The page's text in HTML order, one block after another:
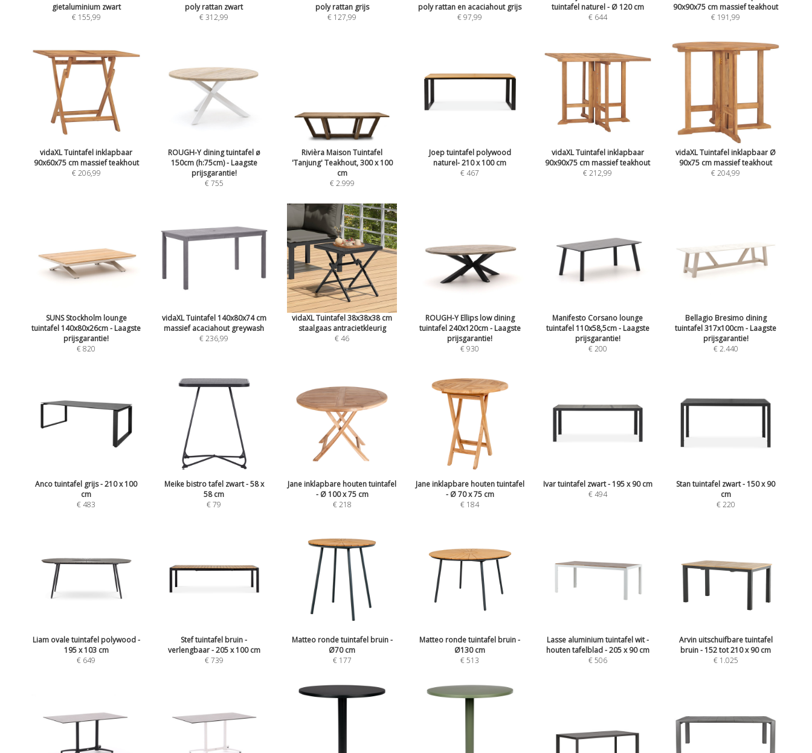
gietaluminium zwart
€ 155,99
poly rattan zwart
€ 312,99
poly rattan grijs
€ 127,99
poly rattan en acaciahout grijs
€ 97,99
tuintafel naturel - Ø 120 cm
€ 644
90x90x75 cm massief teakhout
€ 191,99
vidaXL Tuintafel inklapbaar
90x60x75 cm massief teakhout
€ 206,99
ROUGH-Y dining tuintafel ø
150cm (h:75cm) - Laagste
prijsgarantie!
€ 755
Rivièra Maison Tuintafel
'Tanjung' Teakhout, 300 x 100
cm
€ 2.999
Joep tuintafel polywood
naturel- 210 x 100 cm
€ 467
vidaXL Tuintafel inklapbaar
90x90x75 cm massief teakhout
€ 212,99
vidaXL Tuintafel inklapbaar Ø
90x75 cm massief teakhout
€ 204,99
SUNS Stockholm lounge
tuintafel 140x80x26cm - Laagste
prijsgarantie!
€ 820
vidaXL Tuintafel 140x80x74 cm
massief acaciahout greywash
€ 236,99
vidaXL Tuintafel 38x38x38 cm
staalgaas antracietkleurig
€ 46
ROUGH-Y Ellips low dining
tuintafel 240x120cm - Laagste
prijsgarantie!
€ 930
Manifesto Corsano lounge
tuintafel 110x58,5cm - Laagste
prijsgarantie!
€ 200
Bellagio Bresimo dining
tuintafel 317x100cm - Laagste
prijsgarantie!
€ 2.440
Anco tuintafel grijs - 210 x 100
cm
€ 483
Meike bistro tafel zwart - 58 x
58 cm
€ 79
Jane inklapbare houten tuintafel
- Ø 100 x 75 cm
€ 218
Jane inklapbare houten tuintafel
- Ø 70 x 75 cm
€ 184
Ivar tuintafel zwart - 195 x 90 cm
€ 494
Stan tuintafel zwart - 150 x 90
cm
€ 220
Liam ovale tuintafel polywood -
195 x 103 cm
€ 649
Stef tuintafel bruin -
verlengbaar - 205 x 100 cm
€ 739
Matteo ronde tuintafel bruin -
Ø70 cm
€ 177
Matteo ronde tuintafel bruin -
Ø130 cm
€ 513
Lasse aluminium tuintafel wit -
houten tafelblad - 205 x 90 cm
€ 506
Arvin uitschuifbare tuintafel
bruin - 152 tot 210 x 90 cm
€ 1.025